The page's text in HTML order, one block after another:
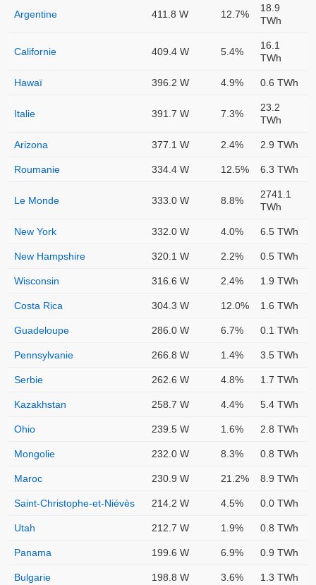
Argentine 411.8 W 12.7%
18.9
TWh
Californie 409.4 W 5.4%
16.1
TWh
Hawaï 396.2 W 4.9% 0.6 TWh
Italie 391.7 W 7.3%
23.2
TWh
Arizona 377.1 W 2.4% 2.9 TWh
Roumanie 334.4 W 12.5% 6.3 TWh
Le Monde 333.0 W 8.8%
2741.1
TWh
New York 332.0 W 4.0% 6.5 TWh
New Hampshire 320.1 W 2.2% 0.5 TWh
Wisconsin 316.6 W 2.4% 1.9 TWh
Costa Rica 304.3 W 12.0% 1.6 TWh
Guadeloupe 286.0 W 6.7% 0.1 TWh
Pennsylvanie 266.8 W 1.4% 3.5 TWh
Serbie 262.6 W 4.8% 1.7 TWh
Kazakhstan 258.7 W 4.4% 5.4 TWh
Ohio 239.5 W 1.6% 2.8 TWh
Mongolie 232.0 W 8.3% 0.8 TWh
Maroc 230.9 W 21.2% 8.9 TWh
Saint-Christophe-et-Niévès 214.2 W 4.5% 0.0 TWh
Utah 212.7 W 1.9% 0.8 TWh
Panama 199.6 W 6.9% 0.9 TWh
Bulgarie 198.8 W 3.6% 1.3 TWh